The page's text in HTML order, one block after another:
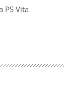
PS Vita